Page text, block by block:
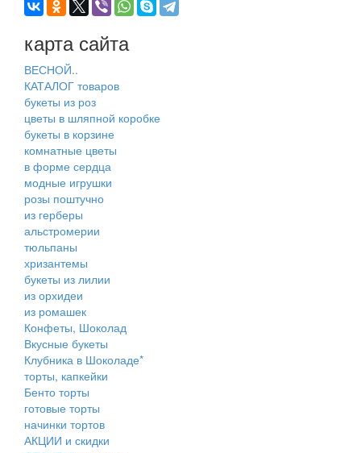
карта сайта
ВЕСНОЙ..
КАТАЛОГ товаров
букеты из роз
цветы в шляпной коробке
букеты в корзине
комнатные цветы
в форме сердца
модные игрушки
розы поштучно
из герберы
альстромерии
тюльпаны
хризантемы
букеты из лилии
из орхидеи
из ромашек
Конфеты, Шоколад
Вкусные букеты
Клубника в Шоколаде*
торты, капкейки
Бенто торты
готовые торты
начинки тортов
АКЦИИ и скидки